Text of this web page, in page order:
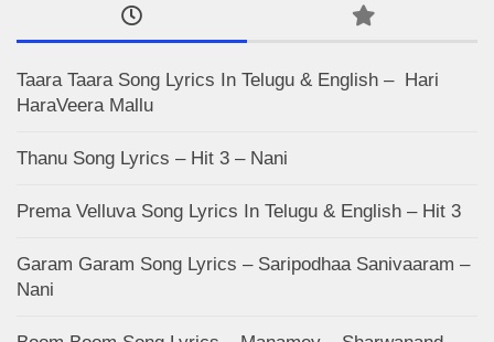
Taara Taara Song Lyrics In Telugu & English – Hari
HaraVeera Mallu
Thanu Song Lyrics – Hit 3 – Nani
Prema Velluva Song Lyrics In Telugu & English – Hit 3
Garam Garam Song Lyrics – Saripodhaa Sanivaaram –
Nani